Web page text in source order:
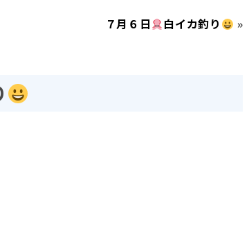
７月６日 白イカ釣り »